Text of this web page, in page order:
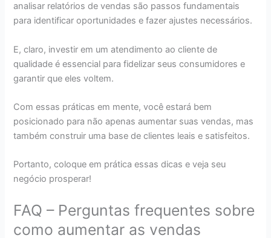
analisar relatórios de vendas são passos fundamentais
para identificar oportunidades e fazer ajustes necessários.
E, claro, investir em um atendimento ao cliente de
qualidade é essencial para fidelizar seus consumidores e
garantir que eles voltem.
Com essas práticas em mente, você estará bem
posicionado para não apenas aumentar suas vendas, mas
também construir uma base de clientes leais e satisfeitos.
Portanto, coloque em prática essas dicas e veja seu
negócio prosperar!
FAQ – Perguntas frequentes sobre
como aumentar as vendas